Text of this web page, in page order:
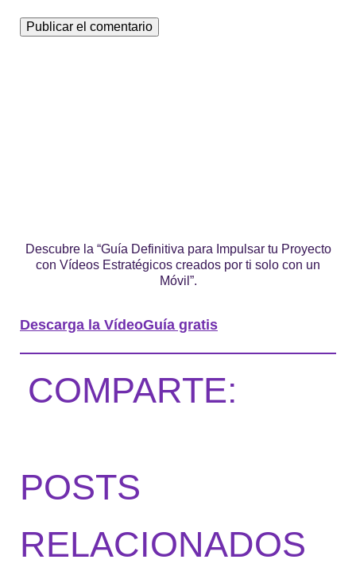
Descubre la “Guía Definitiva para Impulsar tu Proyecto
con Vídeos Estratégicos creados por ti solo con un
Móvil”.
Descarga la VídeoGuía gratis
COMPARTE:
POSTS
RELACIONADOS